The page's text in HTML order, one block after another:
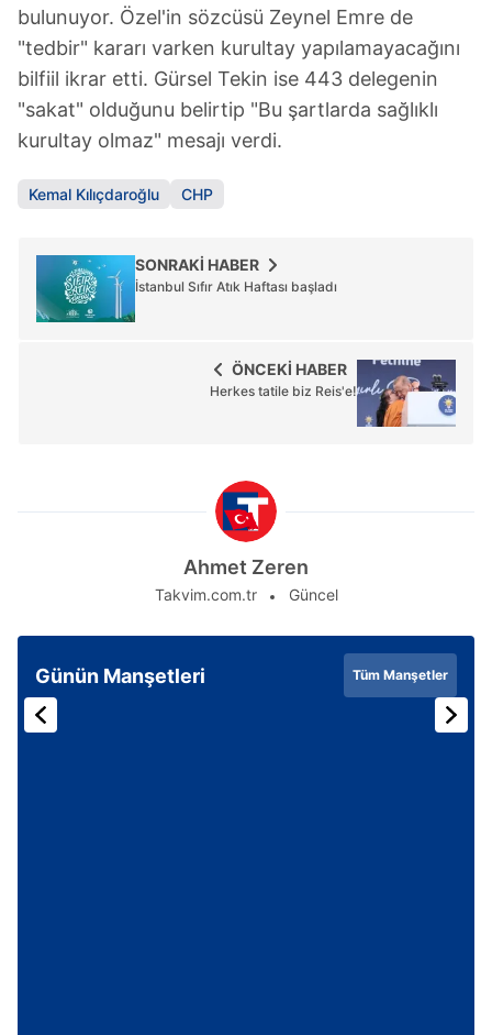
bulunuyor. Özel'in sözcüsü Zeynel Emre de
"tedbir" kararı varken kurultay yapılamayacağını
bilfiil ikrar etti. Gürsel Tekin ise 443 delegenin
"sakat" olduğunu belirtip "Bu şartlarda sağlıklı
kurultay olmaz" mesajı verdi.
Kemal Kılıçdaroğlu CHP
SONRAKİ HABER
İstanbul Sıfır Atık Haftası başladı
ÖNCEKİ HABER
Herkes tatile biz Reis'e!
Ahmet Zeren
Takvim.com.tr Güncel
Günün Manşetleri Tüm Manşetler